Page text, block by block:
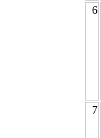
6
7